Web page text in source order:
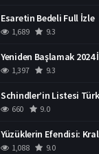
Esaretin Bedeli Full İzle
1,689 9.3
Yeniden Başlamak 2024
1,397 9.3
Schindler’in Listesi
660 9.0
Yüzüklerin Efendisi:
1,088 9.0